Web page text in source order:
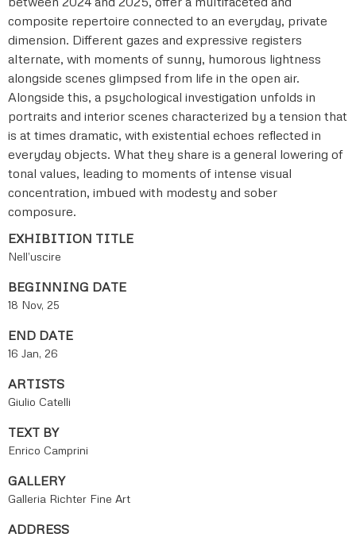
composite repertoire connected to an everyday, private
dimension. Different gazes and expressive registers
alternate, with moments of sunny, humorous lightness
alongside scenes glimpsed from life in the open air.
Alongside this, a psychological investigation unfolds in
portraits and interior scenes characterized by a tension that
is at times dramatic, with existential echoes reflected in
everyday objects. What they share is a general lowering of
tonal values, leading to moments of intense visual
concentration, imbued with modesty and sober
composure.
EXHIBITION TITLE
Nell’uscire
BEGINNING DATE
18 Nov, 25
END DATE
16 Jan, 26
ARTISTS
Giulio Catelli
TEXT BY
Enrico Camprini
GALLERY
Galleria Richter Fine Art
ADDRESS